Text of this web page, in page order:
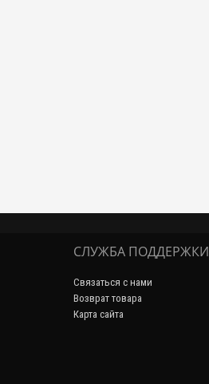
СЛУЖБА ПОДДЕРЖКИ
Связаться с нами
Возврат товара
Карта сайта